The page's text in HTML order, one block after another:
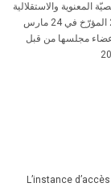
المعنوية والاستقلالية
المالية أحدثت بموجب القانون الأساسي عدد22 لسنة 2016 المؤرّخ في 24 مارس
أعضاء مجلسها من قبل
L’instance